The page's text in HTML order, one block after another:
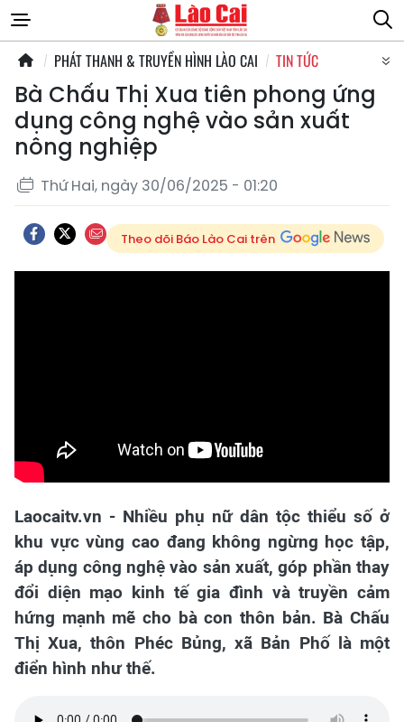
PHÁT THANH & TRUYỀN HÌNH LÀO CAI TIN TỨC
Bà Chấu Thị Xua tiên phong ứng
dụng công nghệ vào sản xuất
nông nghiệp
Thứ Hai, ngày 30/06/2025 - 01:20
Theo dõi Báo Lào Cai trên
Laocaitv.vn - Nhiều phụ nữ dân tộc thiểu số ở
khu vực vùng cao đang không ngừng học tập,
áp dụng công nghệ vào sản xuất, góp phần thay
đổi diện mạo kinh tế gia đình và truyền cảm
hứng mạnh mẽ cho bà con thôn bản. Bà Chấu
Thị Xua, thôn Phéc Bủng, xã Bản Phố là một
điển hình như thế.